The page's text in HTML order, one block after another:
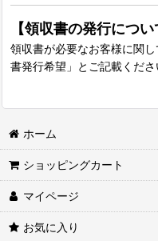
【領収書の発行につい
領収書が必要なお客様に関
書発行希望」とご記載くださ
ホーム
ショッピングカート
マイページ
お気に入り